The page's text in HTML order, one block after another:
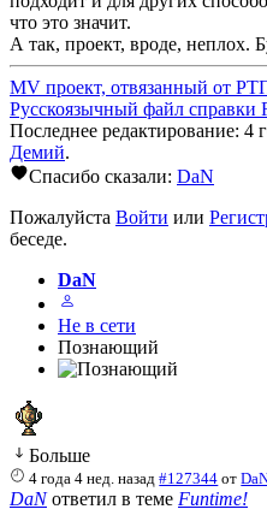
что это значит.
А так, проект, вроде, неплох.
MV проект, отвязанный от
Русскоязычный файл справки
Последнее редактирование: 4
Демий.
Спасибо сказали: DaN
Пожалуйста Войти или
беседе.
DaN
Не в сети
Познающий
Больше
4 года 4 нед. назад #127344 от
DaNответил в теме Funtime!